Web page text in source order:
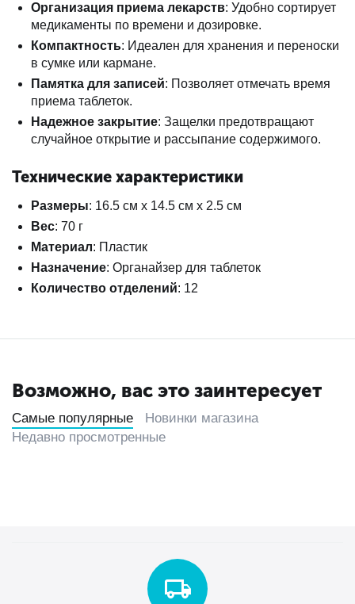
Организация приема лекарств: Удобно сортирует
медикаменты по времени и дозировке.
Компактность: Идеален для хранения и переноски
в сумке или кармане.
Памятка для записей: Позволяет отмечать время
приема таблеток.
Надежное закрытие: Защелки предотвращают
случайное открытие и рассыпание содержимого.
Технические характеристики
Размеры: 16.5 см x 14.5 см x 2.5 см
Вес: 70 г
Материал: Пластик
Назначение: Органайзер для таблеток
Количество отделений: 12
Возможно, вас это заинтересует
Самые популярные
Новинки магазина
Недавно просмотренные